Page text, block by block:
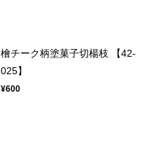
檜チーク柄塗菓子切楊枝 【42-
025】
¥600